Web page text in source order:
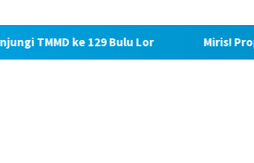
Lor Miris! Propam Polda Sumut